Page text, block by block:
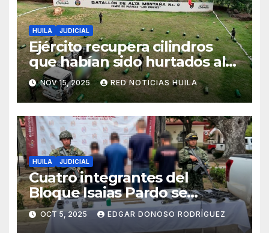
HUILA JUDICIAL
Ejército recupera cilindros
que habían sido hurtados al
parecer para ser utilizados en
acciones terroristas.
NOV 15, 2025 RED NOTICIAS HUILA
HUILA JUDICIAL
Cuatro integrantes del
Bloque Isaias Pardo se
sometieron a la Justicia
OCT 5, 2025 EDGAR DONOSO RODRÍGUEZ